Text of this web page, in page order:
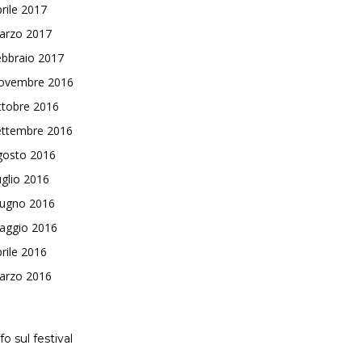
2017
2017
2017
2016
2016
2016
2016
2016
2016
2016
2016
2016
sul festival